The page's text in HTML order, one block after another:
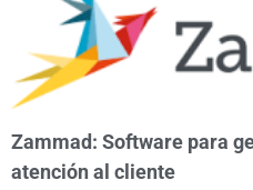
Zammad: Software para
atención al cliente